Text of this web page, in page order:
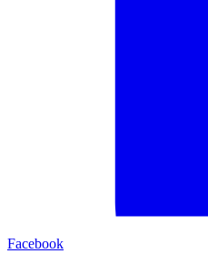
Facebook